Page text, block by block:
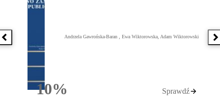
Poprzednia książka
10%Rabatu
Andrzela Gawrońska-Baran , Ewa Wiktorowska, Adam Wiktorowski
Sprawdź